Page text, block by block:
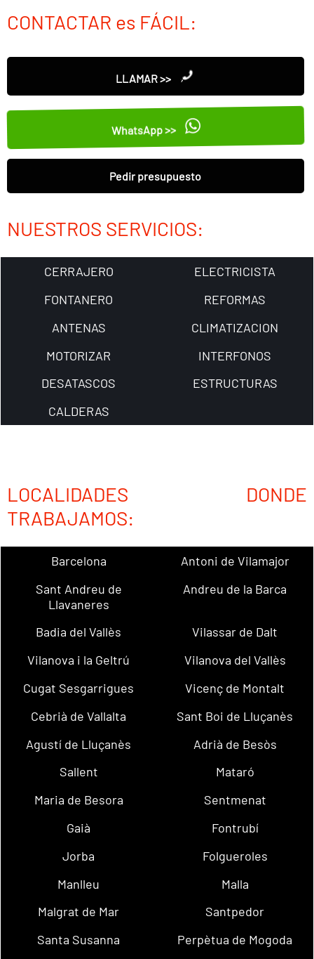
CONTACTAR es FÁCIL:
LLAMAR >>
WhatsApp >>
Pedir presupuesto
NUESTROS SERVICIOS:
CERRAJERO
ELECTRICISTA
FONTANERO
REFORMAS
ANTENAS
CLIMATIZACION
MOTORIZAR
INTERFONOS
DESATASCOS
ESTRUCTURAS
CALDERAS
LOCALIDADES DONDE
TRABAJAMOS:
Barcelona
Antoni de Vilamajor
Sant Andreu de
Llavaneres
Andreu de la Barca
Badia del Vallès
Vilassar de Dalt
Vilanova i la Geltrú
Vilanova del Vallès
Cugat Sesgarrigues
Vicenç de Montalt
Cebrià de Vallalta
Sant Boi de Lluçanès
Agustí de Lluçanès
Adrià de Besòs
Sallent
Mataró
Maria de Besora
Sentmenat
Gaià
Fontrubí
Jorba
Folgueroles
Manlleu
Malla
Malgrat de Mar
Santpedor
Santa Susanna
Perpètua de Mogoda